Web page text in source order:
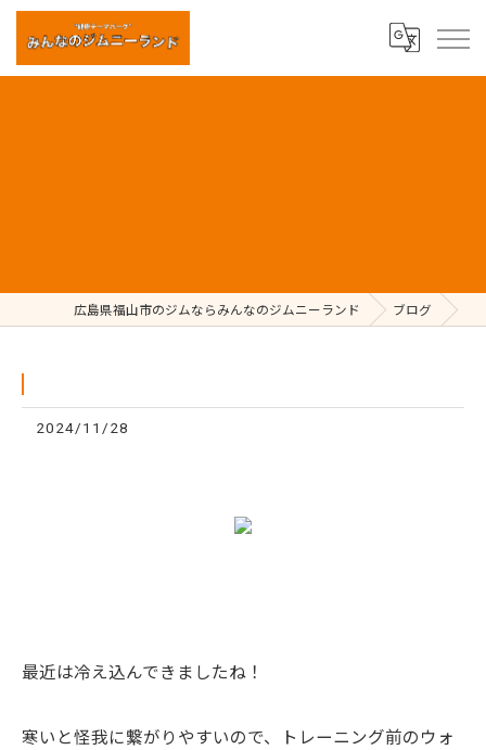
広島県福山市のジムならみんなのジムニーランド ブログ
2024/11/28
最近は冷え込んできましたね！
寒いと怪我に繋がりやすいので、トレーニング前のウォ